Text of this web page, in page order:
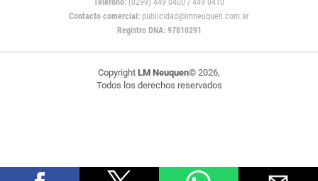
Teléfono: (0299) 449 0400 / 449 0410
Contacto comercial: publicidad@lmneuquen.com.ar
Registro DNA: 97810291
Copyright LM Neuquen© 2026,
Todos los derechos reservados